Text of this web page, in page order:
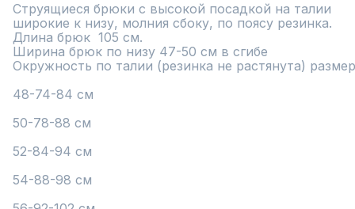
Струящиеся брюки с высокой посадкой на талии
широкие к низу, молния сбоку, по поясу резинка.
Длина брюк  105 см.
Ширина брюк по низу 47-50 см в сгибе
Окружность по талии (резинка не растянута)
48-74-84 см
50-78-88 см
52-84-94 см
54-88-98 см